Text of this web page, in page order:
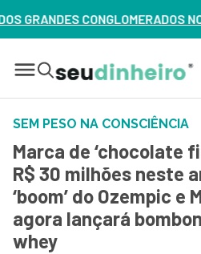
NO BRASIL? VEJA ERROS
SEM PESO NA CONSCIÊNCIA
Marca de ‘chocolate
R$ 30 milhões neste
‘boom’ do Ozempic e
agora lançará
whey